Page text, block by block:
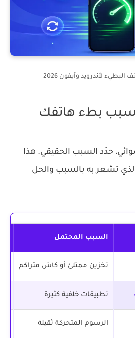
لأندرويد وآيفون 2026
بطء هاتفك
حدّد السبب الحقيقي. هذا
تشعر به بالسبب والحل
السبب المحتمل
تخزين ممتلئ أو كاش متراكم
تطبيقات خلفية كثيرة
الرسوم المتحركة ثقيلة